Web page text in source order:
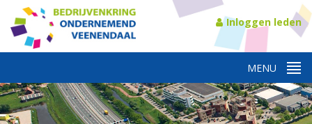
Inloggen leden